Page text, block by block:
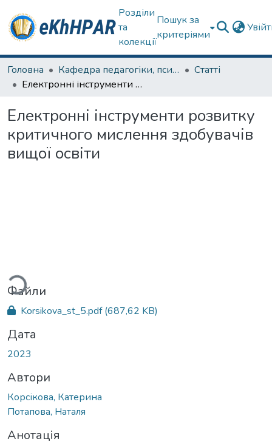
Розділи
та
колекції
Пошук за
критеріями
Головна Кафедра педагогіки, психології, початкової освіти та освітнього менеджменту
Статті
Електронні інструменти розвитку критичного мислення здобувачів вищої освіти
Електронні інструменти розвитку
критичного мислення здобувачів
вищої освіти
Файли
Korsikova_st_5.pdf(687,62 KB)
Дата
2023
Автори
Корсікова, Катерина
Потапова, Наталя
Анотація